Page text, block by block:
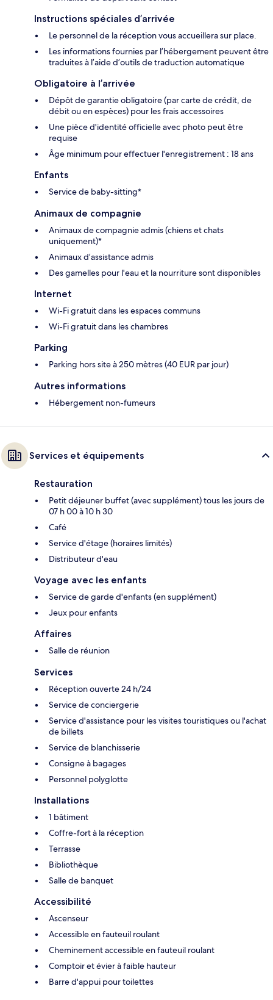
Instructions spéciales d’arrivée
Le personnel de la réception vous accueillera sur place.
Les informations fournies par l’hébergement peuvent être
traduites à l’aide d’outils de traduction automatique
Obligatoire à l’arrivée
Dépôt de garantie obligatoire (par carte de crédit, de
débit ou en espèces) pour les frais accessoires
Une pièce d'identité officielle avec photo peut être
requise
Âge minimum pour effectuer l'enregistrement : 18 ans
Enfants
Service de baby-sitting*
Animaux de compagnie
Animaux de compagnie admis (chiens et chats
uniquement)*
Animaux d’assistance admis
Des gamelles pour l'eau et la nourriture sont disponibles
Internet
Wi-Fi gratuit dans les espaces communs
Wi-Fi gratuit dans les chambres
Parking
Parking hors site à 250 mètres (40 EUR par jour)
Autres informations
Hébergement non-fumeurs
Services et équipements
Restauration
Petit déjeuner buffet (avec supplément) tous les jours de
07 h 00 à 10 h 30
Café
Service d'étage (horaires limités)
Distributeur d'eau
Voyage avec les enfants
Service de garde d'enfants (en supplément)
Jeux pour enfants
Affaires
Salle de réunion
Services
Réception ouverte 24 h/24
Service de conciergerie
Service d'assistance pour les visites touristiques ou l'achat
de billets
Service de blanchisserie
Consigne à bagages
Personnel polyglotte
Installations
1 bâtiment
Coffre-fort à la réception
Terrasse
Bibliothèque
Salle de banquet
Accessibilité
Ascenseur
Accessible en fauteuil roulant
Cheminement accessible en fauteuil roulant
Comptoir et évier à faible hauteur
Barre d'appui pour toilettes